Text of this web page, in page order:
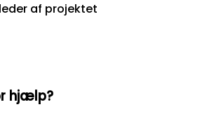
af projektet
hjælp?